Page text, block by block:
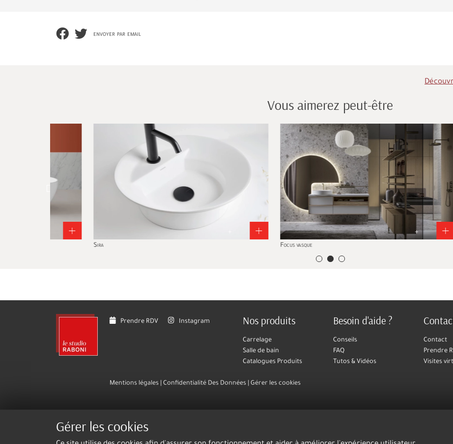
envoyer par email
Vous aimerez peut-être
+ +
Prendre RDV Instagram Nos produits
Carrelage
Salle de bain
Catalogues Produits
Besoin d'aide ?
Conseils
FAQ
Tutos & Vidéos
Contact
Prendre
Visites
Mentions légales Confidentialité Des Données Gérer les cookies
Gérer les cookies